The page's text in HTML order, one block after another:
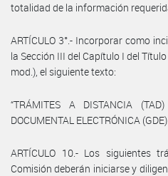
totalidad de la información
ARTÍCULO 3°.- Incorporar como
la Sección III del Capítulo I del
mod.), el siguiente texto:
“TRÁMITES A DISTANCIA
DOCUMENTAL ELECTRÓNICA (GDE).
ARTÍCULO 10.- Los siguientes
Comisión deberán iniciarse y